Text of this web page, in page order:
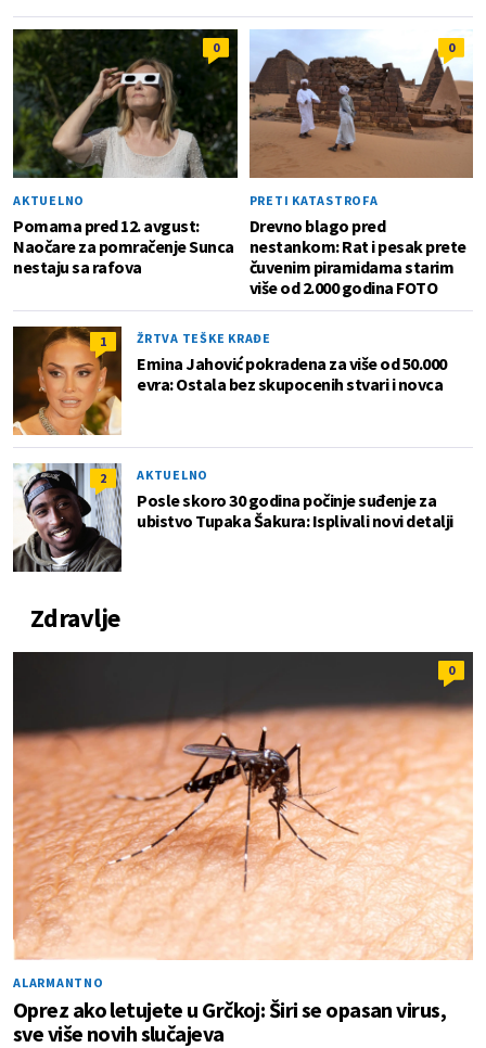
0
AKTUELNO
Pomama pred 12. avgust:
Naočare za pomračenje Sunca
nestaju sa rafova
0
PRETI KATASTROFA
Drevno blago pred
nestankom: Rat i pesak prete
čuvenim piramidama starim
više od 2.000 godina FOTO
1 ŽRTVA TEŠKE KRAĐE
Emina Jahović pokradena za više od 50.000
evra: Ostala bez skupocenih stvari i novca
2 AKTUELNO
Posle skoro 30 godina počinje suđenje za
ubistvo Tupaka Šakura: Isplivali novi detalji
Zdravlje
0
ALARMANTNO
Oprez ako letujete u Grčkoj: Širi se opasan virus,
sve više novih slučajeva